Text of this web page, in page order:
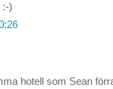
:-)
hotell som Sean